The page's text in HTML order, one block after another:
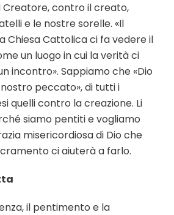
contro il creato,
e le nostre sorelle. «Il
Chiesa Cattolica ci fa vedere il
un luogo in cui la verità ci
incontro». Sappiamo che «Dio
peccato», di tutti i
quelli contro la creazione. Li
siamo pentiti e vogliamo
misericordiosa di Dio che
ci aiuterà a farlo.
il pentimento e la